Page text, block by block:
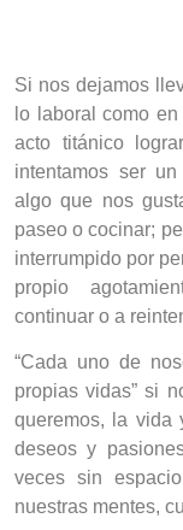
Si nos dejamos
lo laboral como
acto titánico
intentamos ser
algo que nos
paseo o cocinar;
interrumpido por
propio
continuar o a
“Cada uno de
propias vidas” si
queremos, la vida
deseos y
veces sin
nuestras mentes,